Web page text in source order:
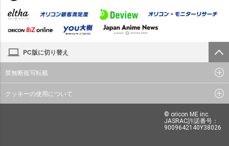
PC版に切り替え
禁無断複写転載
クッキーの使用について
© oricon ME inc.
JASRAC許諾番号：
9009642140Y38026